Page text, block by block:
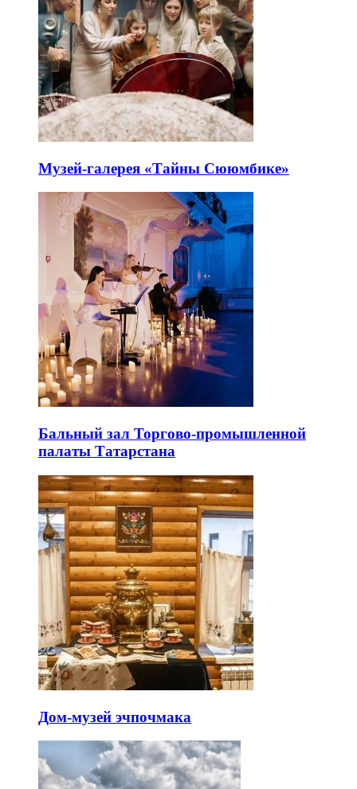
Музей-галерея «Тайны Сююмбике»
Бальный зал Торгово-промышленной
палаты Татарстана
Дом-музей эчпочмака